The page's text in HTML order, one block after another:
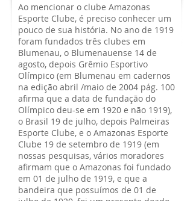
Ao mencionar o clube Amazonas
Esporte Clube, é preciso conhecer um
pouco de sua história. No ano de 1919
foram fundados três clubes em
Blumenau, o Blumenauense 14 de
agosto, depois Grêmio Esportivo
Olímpico (em Blumenau em cadernos
na edição abril /maio de 2004 pág. 100
afirma que a data de fundação do
Olímpico deu-se em 1920 e não 1919),
o Brasil 19 de julho, depois Palmeiras
Esporte Clube, e o Amazonas Esporte
Clube 19 de setembro de 1919 (em
nossas pesquisas, vários moradores
afirmam que o Amazonas foi fundado
em 01 de julho de 1919, e que a
bandeira que possuímos de 01 de